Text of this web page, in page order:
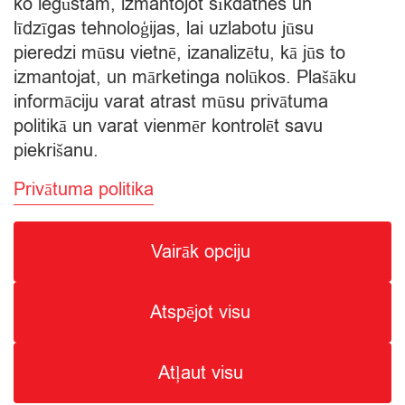
Apskatīt grozu
Apmaksa
© Citro Ventspils 2026
SPECIĀLĀ ATĻAUJA ALKOHOLISKO DZĒRIENU
līdzīgas tehnoloģijas, lai uzlabotu jūsu
pieredzi mūsu vietnē, izanalizētu, kā jūs to
izmantojat, un mārketinga nolūkos. Plašāku
informāciju varat atrast mūsu privātuma
politikā un varat vienmēr kontrolēt savu
piekrišanu.
Privātuma politika
Vairāk opciju
Atspējot visu
Atļaut visu